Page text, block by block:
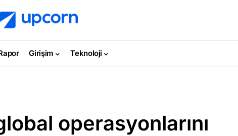
Girişim Teknoloji
operasyonlarını